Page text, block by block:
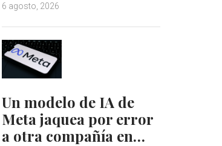
6 agosto, 2026
Un modelo de IA de
Meta jaquea por error
a otra compañía en…